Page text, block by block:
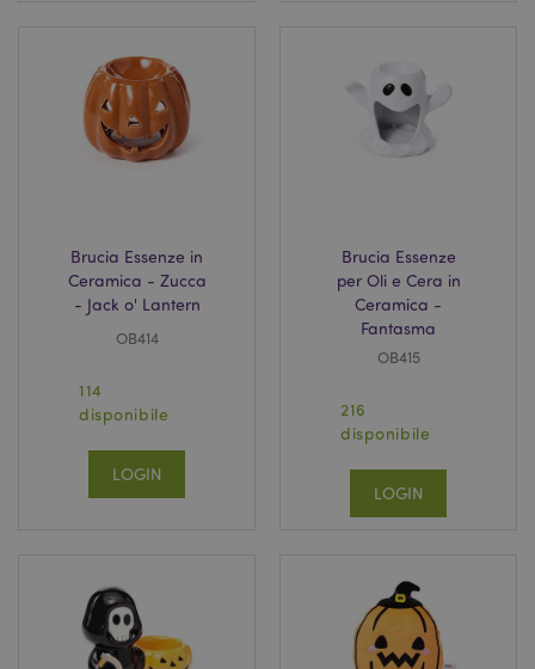
Brucia Essenze in
Ceramica - Zucca
- Jack o' Lantern
OB414
114
disponibile
LOGIN
Brucia Essenze
per Oli e Cera in
Ceramica -
Fantasma
OB415
216
disponibile
LOGIN